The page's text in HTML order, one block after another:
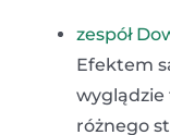
zespół
Efektem
wyglądzie
różnego